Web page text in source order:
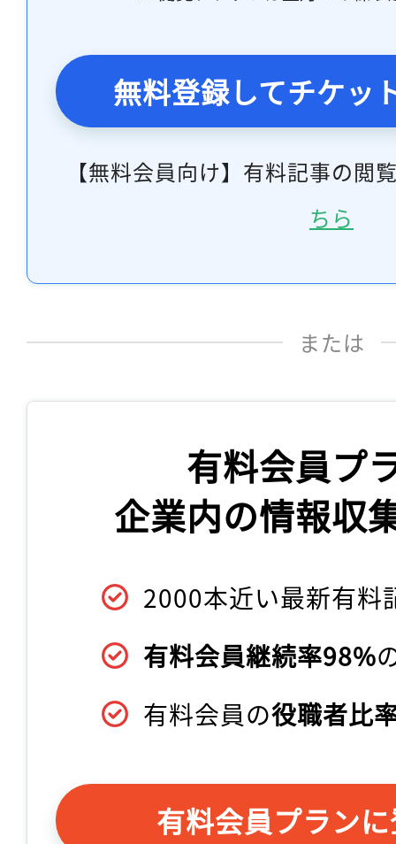
無料登録してチケッ
【無料会員向け】有料記事の閲
ちら
または
有料会員プ
企業内の情報収
2000本近い最新有料
有料会員継続率98%
有料会員の役職者比
有料会員プラン